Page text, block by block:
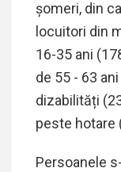
șomeri, din
locuitori din
16-35 ani (1
de 55 - 63
dizabilități (
peste hotare
Persoanele